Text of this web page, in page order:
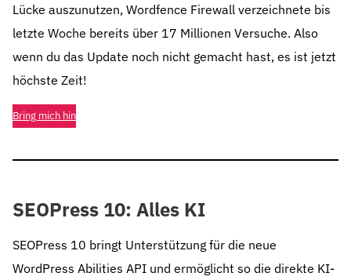
Lücke auszunutzen, Wordfence Firewall verzeichnete bis
letzte Woche bereits über 17 Millionen Versuche. Also
wenn du das Update noch nicht gemacht hast, es ist jetzt
höchste Zeit!
Bring mich hin
SEOPress 10: Alles KI
SEOPress 10 bringt Unterstützung für die neue
WordPress Abilities API und ermöglicht so die direkte KI-